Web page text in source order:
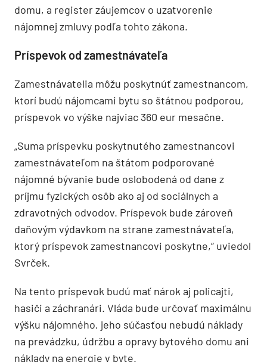
domu, a register záujemcov o uzatvorenie
nájomnej zmluvy podľa tohto zákona.
Príspevok od zamestnávateľa
Zamestnávatelia môžu poskytnúť zamestnancom,
ktorí budú nájomcami bytu so štátnou podporou,
príspevok vo výške najviac 360 eur mesačne.
„Suma príspevku poskytnutého zamestnancovi
zamestnávateľom na štátom podporované
nájomné bývanie bude oslobodená od dane z
príjmu fyzických osôb ako aj od sociálnych a
zdravotných odvodov. Príspevok bude zároveň
daňovým výdavkom na strane zamestnávateľa,
ktorý príspevok zamestnancovi poskytne,“ uviedol
Svrček.
Na tento príspevok budú mať nárok aj policajti,
hasiči a záchranári. Vláda bude určovať maximálnu
výšku nájomného, jeho súčasťou nebudú náklady
na prevádzku, údržbu a opravy bytového domu ani
náklady na energie v byte.